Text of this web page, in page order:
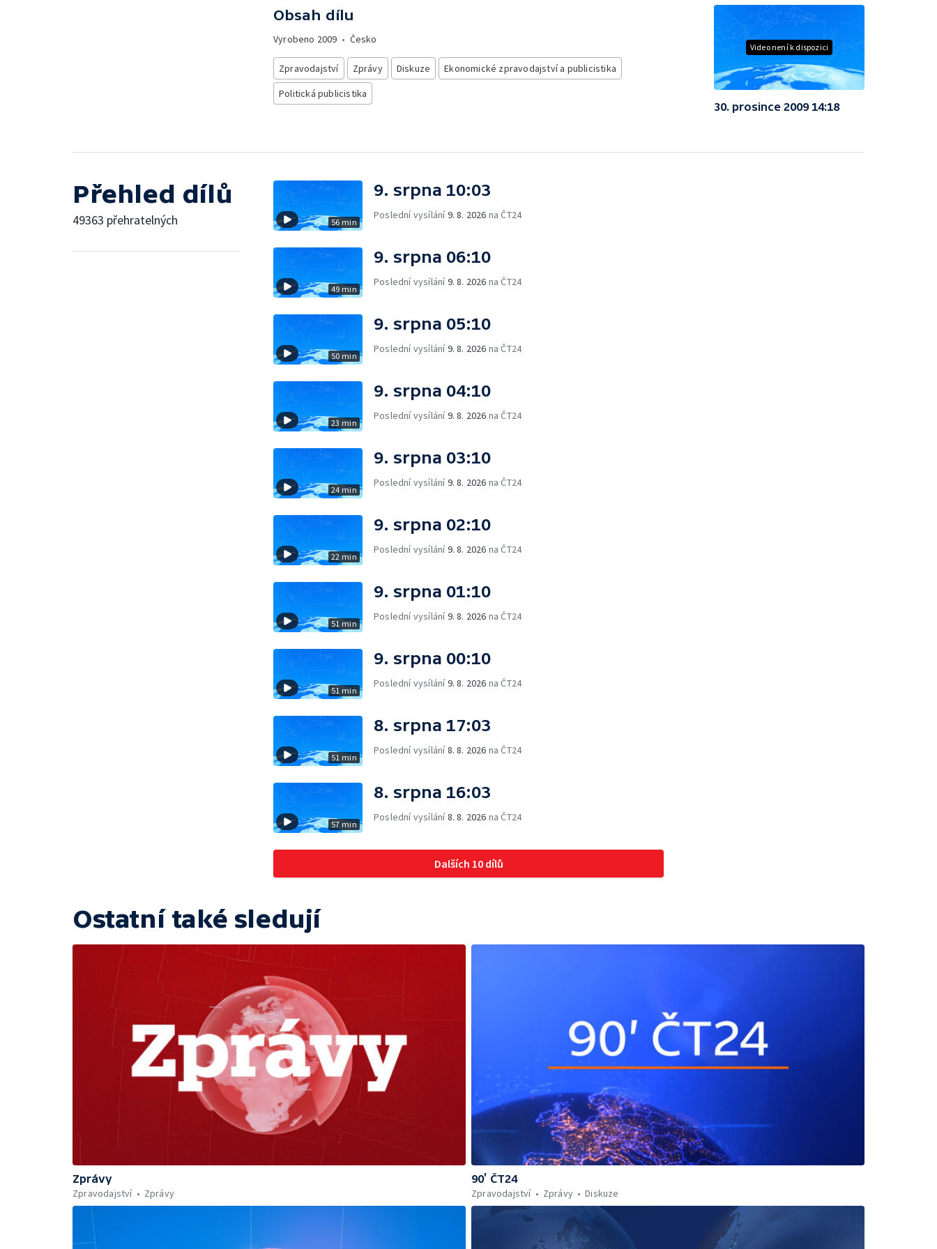
Obsah dílu
Vyrobeno 2009 • Česko
Zpravodajství Zprávy Diskuze
Ekonomické zpravodajství a publicistika
Politická publicistika
Video není k dispozici
30. prosince 2009 14:18
Přehled dílů
49363 přehratelných 56 min
9. srpna 10:03
Poslední vysílání9. 8. 2026 na ČT24
49 min
9. srpna 06:10
Poslední vysílání9. 8. 2026 na ČT24
50 min
9. srpna 05:10
Poslední vysílání9. 8. 2026 na ČT24
23 min
9. srpna 04:10
Poslední vysílání9. 8. 2026 na ČT24
24 min
9. srpna 03:10
Poslední vysílání9. 8. 2026 na ČT24
22 min
9. srpna 02:10
Poslední vysílání9. 8. 2026 na ČT24
51 min
9. srpna 01:10
Poslední vysílání9. 8. 2026 na ČT24
51 min
9. srpna 00:10
Poslední vysílání9. 8. 2026 na ČT24
51 min
8. srpna 17:03
Poslední vysílání8. 8. 2026 na ČT24
57 min
8. srpna 16:03
Poslední vysílání8. 8. 2026 na ČT24
Dalších 10 dílů
Ostatní také sledují
Zprávy
Zpravodajství
Zprávy
90’ ČT24
Zpravodajství
Zprávy Diskuze